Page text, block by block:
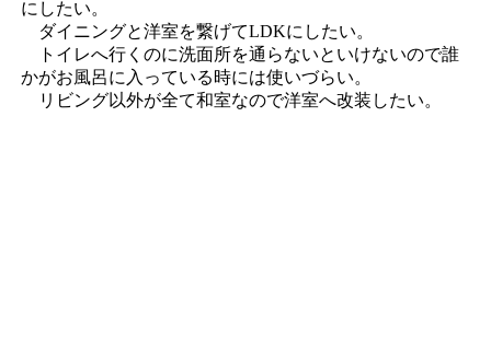
にしたい。
ダイニングと洋室を繋げてLDKにしたい。
トイレへ行くのに洗面所を通らないといけないので誰
かがお風呂に入っている時には使いづらい。
リビング以外が全て和室なので洋室へ改装したい。